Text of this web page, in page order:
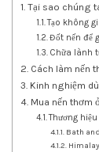
Tại sao chúng
Tạo không
Đốt nến để
Chữa lành
Cách làm nến
Kinh nghiệm
Mua nến thơm
Thương
Bath